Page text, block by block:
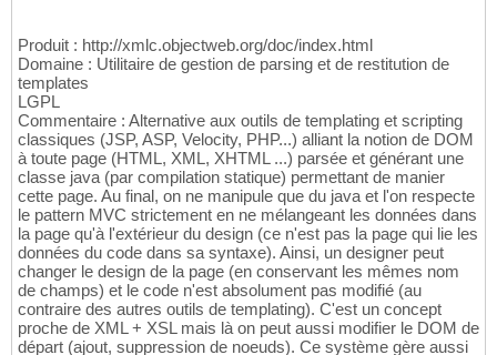
Produit : http://xmlc.objectweb.org/doc/index.html
Domaine : Utilitaire de gestion de parsing et de restitution de
templates
LGPL
Commentaire : Alternative aux outils de templating et scripting
classiques (JSP, ASP, Velocity, PHP...) alliant la notion de DOM
à toute page (HTML, XML, XHTML ...) parsée et générant une
classe java (par compilation statique) permettant de manier
cette page. Au final, on ne manipule que du java et l'on respecte
le pattern MVC strictement en ne mélangeant les données dans
la page qu'à l'extérieur du design (ce n'est pas la page qui lie les
données du code dans sa syntaxe). Ainsi, un designer peut
changer le design de la page (en conservant les mêmes nom
de champs) et le code n'est absolument pas modifié (au
contraire des autres outils de templating). C'est un concept
proche de XML + XSL mais là on peut aussi modifier le DOM de
départ (ajout, suppression de noeuds). Ce système gère aussi